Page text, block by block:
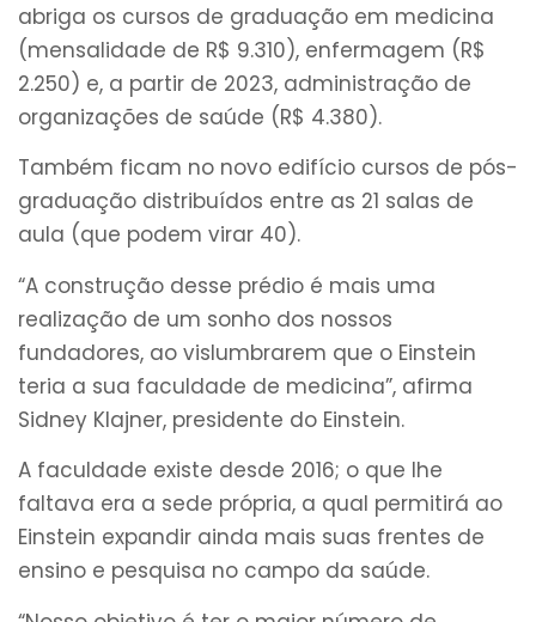
abriga os cursos de graduação em medicina
(mensalidade de R$ 9.310), enfermagem (R$
2.250) e, a partir de 2023, administração de
organizações de saúde (R$ 4.380).
Também ficam no novo edifício cursos de pós-
graduação distribuídos entre as 21 salas de
aula (que podem virar 40).
“A construção desse prédio é mais uma
realização de um sonho dos nossos
fundadores, ao vislumbrarem que o Einstein
teria a sua faculdade de medicina”, afirma
Sidney Klajner, presidente do Einstein.
A faculdade existe desde 2016; o que lhe
faltava era a sede própria, a qual permitirá ao
Einstein expandir ainda mais suas frentes de
ensino e pesquisa no campo da saúde.